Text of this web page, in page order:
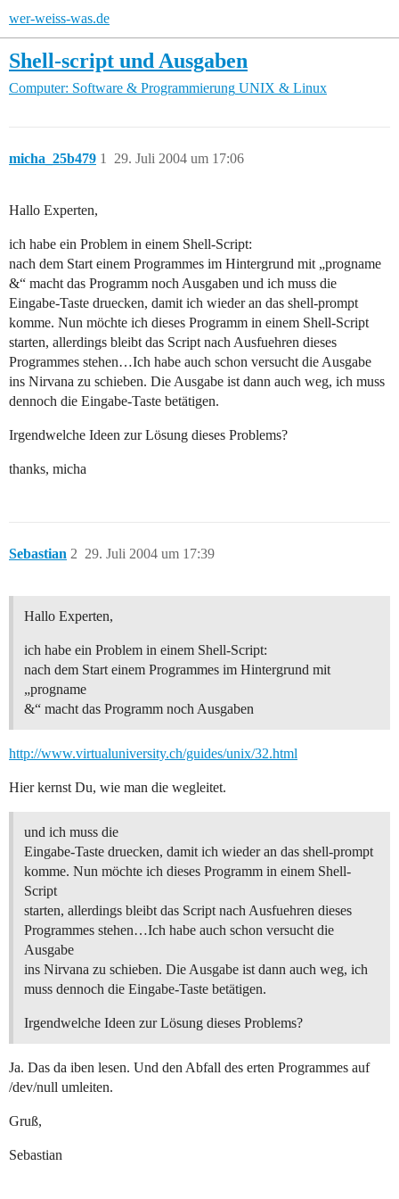
wer-weiss-was.de
Shell-script und Ausgaben
Computer: Software & Programmierung UNIX & Linux
micha_25b479 29. Juli 2004 um 17:06
1
Hallo Experten,
ich habe ein Problem in einem Shell-Script:
nach dem Start einem Programmes im Hintergrund mit „progname
&“ macht das Programm noch Ausgaben und ich muss die
Eingabe-Taste druecken, damit ich wieder an das shell-prompt
komme. Nun möchte ich dieses Programm in einem Shell-Script
starten, allerdings bleibt das Script nach Ausfuehren dieses
Programmes stehen…Ich habe auch schon versucht die Ausgabe
ins Nirvana zu schieben. Die Ausgabe ist dann auch weg, ich muss
dennoch die Eingabe-Taste betätigen.
Irgendwelche Ideen zur Lösung dieses Problems?
thanks, micha
Sebastian 29. Juli 2004 um 17:39
2
Hallo Experten,
ich habe ein Problem in einem Shell-Script:
nach dem Start einem Programmes im Hintergrund mit
„progname
&“ macht das Programm noch Ausgaben
http://www.virtualuniversity.ch/guides/unix/32.html
Hier kernst Du, wie man die wegleitet.
und ich muss die
Eingabe-Taste druecken, damit ich wieder an das shell-prompt
komme. Nun möchte ich dieses Programm in einem Shell-
Script
starten, allerdings bleibt das Script nach Ausfuehren dieses
Programmes stehen…Ich habe auch schon versucht die
Ausgabe
ins Nirvana zu schieben. Die Ausgabe ist dann auch weg, ich
muss dennoch die Eingabe-Taste betätigen.
Irgendwelche Ideen zur Lösung dieses Problems?
Ja. Das da iben lesen. Und den Abfall des erten Programmes auf
/dev/null umleiten.
Gruß,
Sebastian